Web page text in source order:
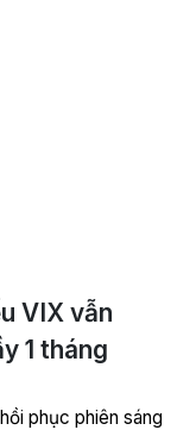
VIX vẫn
1 tháng
phục phiên sáng